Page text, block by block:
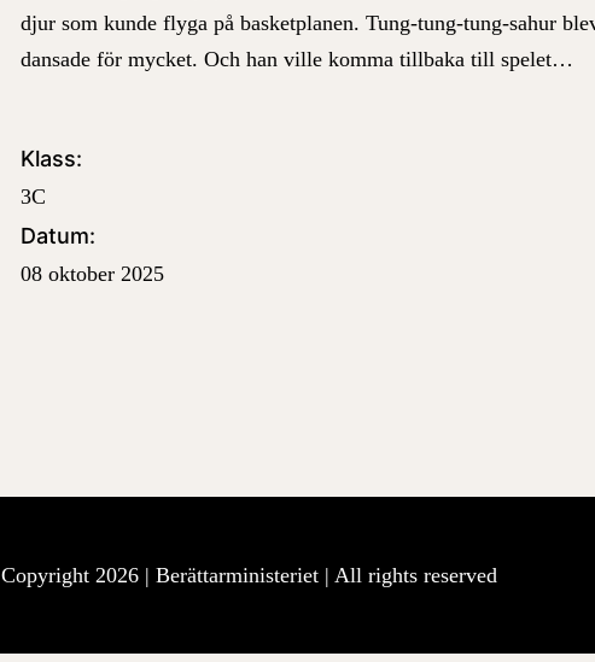
djur som kunde flyga på basketplanen. Tung-tung-tung-sahur
dansade för mycket. Och han ville komma tillbaka till spelet…
Klass:
3C
Datum:
08 oktober 2025
Copyright 2026 | Berättarministeriet | All rights reserved